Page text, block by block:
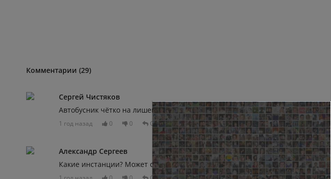
Комментарии (29)
Сергей Чистяков
Автобусник чётко на лишение прав попал. Надо в автопарк видео и в ГАИ.
1 год назад 0 0 Отвечать Пожаловаться
Александр Сергеев
Какие инстанции? Может стоило в автопарк написать, а не сюда?
Пожаловаться